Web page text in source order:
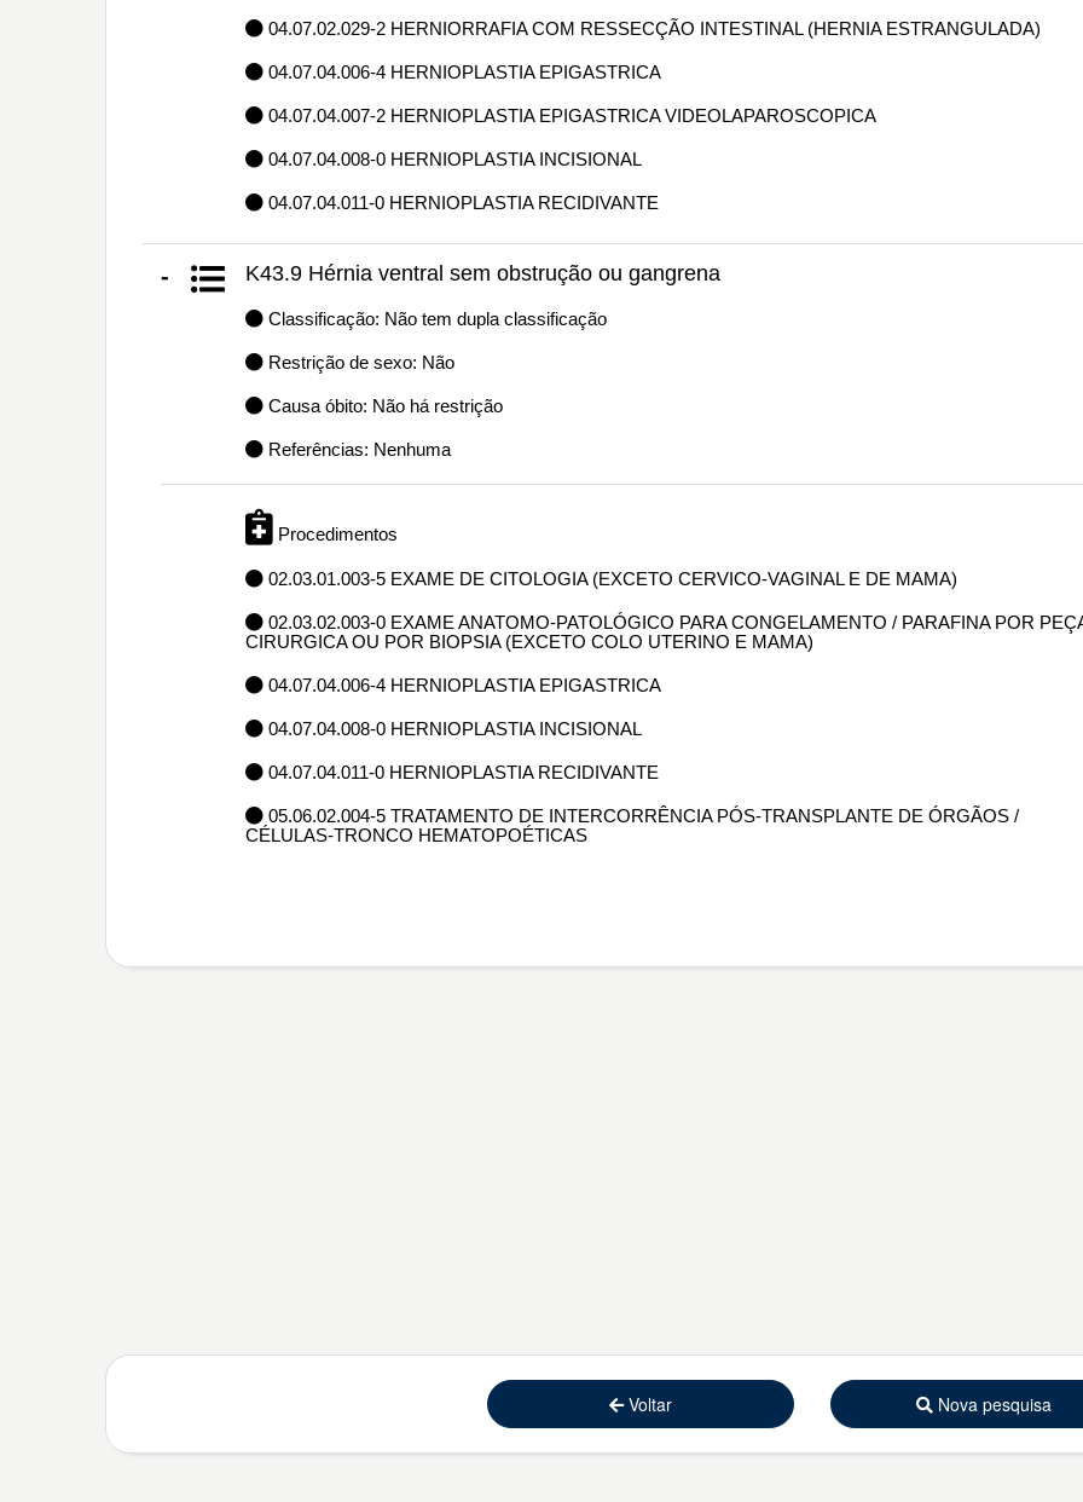
04.07.02.029-2 HERNIORRAFIA COM RESSECÇÃO INTESTINAL (HERNIA ESTRANGULADA)
04.07.04.006-4 HERNIOPLASTIA EPIGASTRICA
04.07.04.007-2 HERNIOPLASTIA EPIGASTRICA VIDEOLAPAROSCOPICA
04.07.04.008-0 HERNIOPLASTIA INCISIONAL
04.07.04.011-0 HERNIOPLASTIA RECIDIVANTE
- K43.9 Hérnia ventral sem obstrução ou gangrena
Classificação: Não tem dupla classificação
Restrição de sexo: Não
Causa óbito: Não há restrição
Referências: Nenhuma
Procedimentos
02.03.01.003-5 EXAME DE CITOLOGIA (EXCETO CERVICO-VAGINAL E DE MAMA)
02.03.02.003-0 EXAME ANATOMO-PATOLÓGICO PARA CONGELAMENTO / PARAFINA POR
CIRURGICA OU POR BIOPSIA (EXCETO COLO UTERINO E MAMA)
04.07.04.006-4 HERNIOPLASTIA EPIGASTRICA
04.07.04.008-0 HERNIOPLASTIA INCISIONAL
04.07.04.011-0 HERNIOPLASTIA RECIDIVANTE
05.06.02.004-5 TRATAMENTO DE INTERCORRÊNCIA PÓS-TRANSPLANTE DE ÓRGÃOS /
CÉLULAS-TRONCO HEMATOPOÉTICAS
Voltar Nova pesquisa